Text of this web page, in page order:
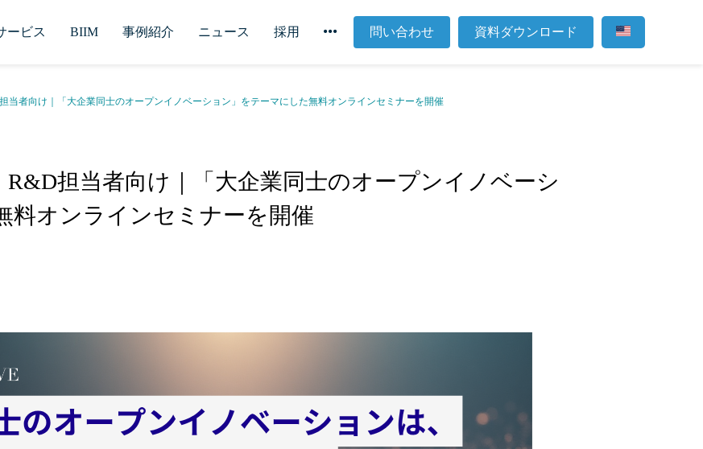
ービス BIIM 事例紹介 ニュース 採用 問い合わせ 資料ダウンロード
当者向け｜「大企業同士のオープンイノベーション」をテーマにした無料オンラインセミナーを開催
担当者向け｜「大企業同士のオープンイノベーシ
料オンラインセミナーを開催